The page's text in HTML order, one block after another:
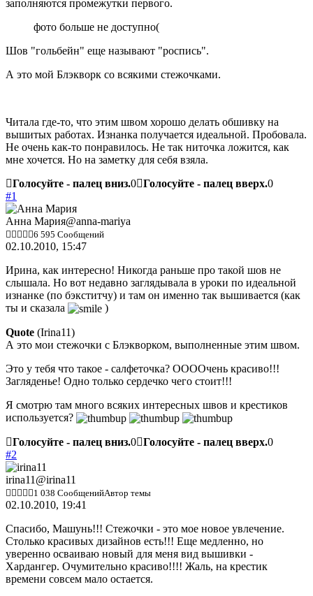
заполняются промежутки первого.
фото больше не доступно(
Шов "гольбейн" еще называют "роспись".
А это мой Блэкворк со всякими стежочками.
Читала где-то, что этим швом хорошо делать обшивку на
вышитых работах. Изнанка получается идеальной. Пробовала.
Не очень как-то понравилось. Не так ниточка ложится, как
мне хочется. Но на заметку для себя взяла.
Голосуйте - палец вниз.0 Голосуйте - палец вверх.0
#1
Анна Мария@anna-mariya
6 595 Сообщений
02.10.2010, 15:47
Ирина, как интересно! Никогда раньше про такой шов не
слышала. Но вот недавно заглядывала в уроки по идеальной
изнанке (по бэкститчу) и там он именно так вышивается (как
ты и сказала
)
Quote (Irina11)
А это мои стежочки с Блэкворком, выполненные этим швом.
Это у тебя что такое - салфеточка? ООООчень красиво!!!
Загляденье! Одно только сердечко чего стоит!!!
Я смотрю там много всяких интересных швов и крестиков
используется?
Голосуйте - палец вниз.0 Голосуйте - палец вверх.0
#2
irina11 @irina11
1 038 СообщенийАвтор темы
02.10.2010, 19:41
Спасибо, Машунь!!! Стежочки - это мое новое увлечение.
Столько красивых дизайнов есть!!! Еще медленно, но
уверенно осваиваю новый для меня вид вышивки -
Хардангер. Очумительно красиво!!!! Жаль, на крестик
времени совсем мало остается.